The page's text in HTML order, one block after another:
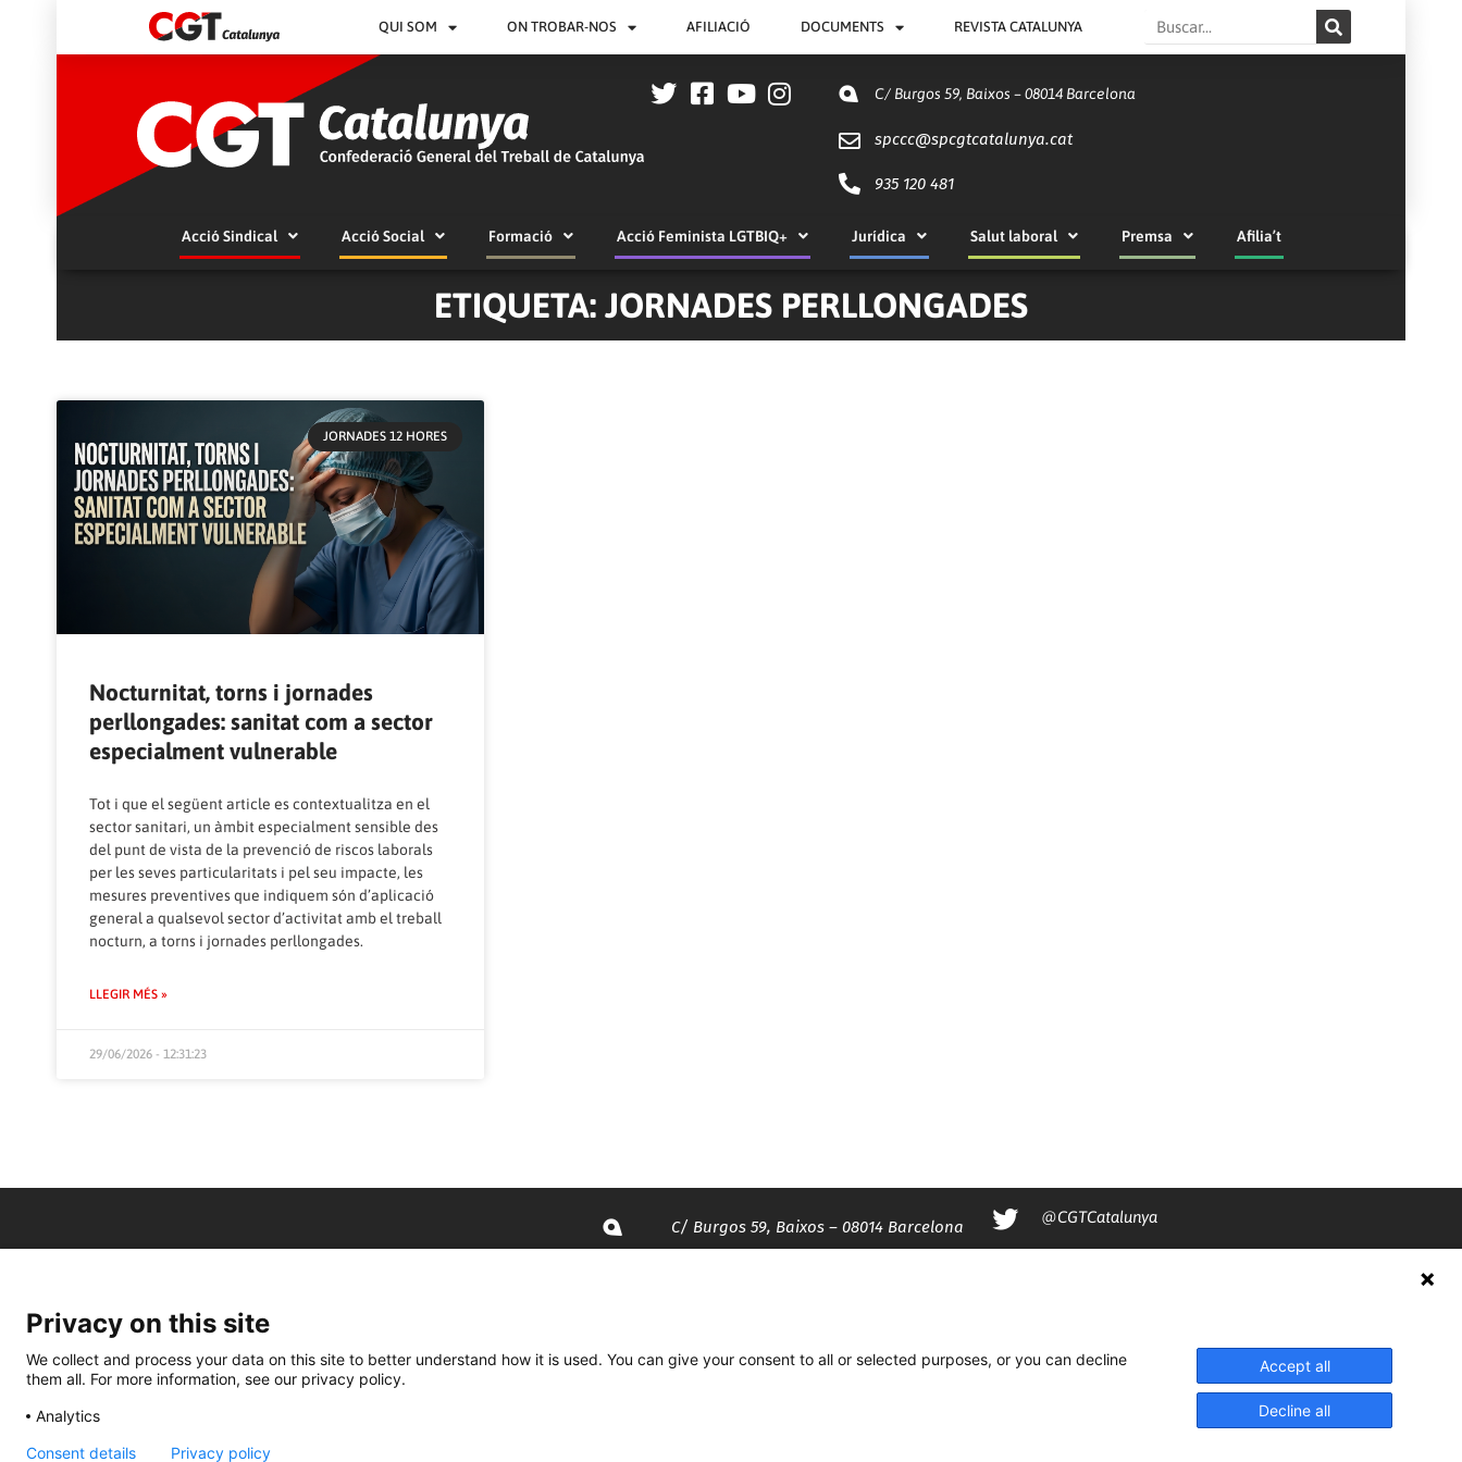
QUI SOM ON TROBAR-NOS AFILIACIÓ DOCUMENTS REVISTA CATALUNYA Search
C/ Burgos 59, Baixos – 08014 Barcelona
spccc@spcgtcatalunya.cat
935 120 481
Acció Sindical Acció Social Formació Acció Feminista LGTBIQ+ Jurídica Salut laboral Premsa Afilia’t
ETIQUETA: JORNADES PERLLONGADES
JORNADES 12 HORES
Nocturnitat, torns i jornades
perllongades: sanitat com a sector
especialment vulnerable
Tot i que el següent article es contextualitza en el
sector sanitari, un àmbit especialment sensible des
del punt de vista de la prevenció de riscos laborals
per les seves particularitats i pel seu impacte, les
mesures preventives que indiquem són d’aplicació
general a qualsevol sector d’activitat amb el treball
nocturn, a torns i jornades perllongades.
LLEGIR MÉS »
29/06/2026 - 12:31:23
C/ Burgos 59, Baixos – 08014 Barcelona
935 120 481
@CGTCatalunya
Privacy on this site
We collect and process your data on this site to better understand how it is used. You can give your consent to all or selected purposes, or you can decline
them all. For more information, see our privacy policy.
Analytics
Accept all
Decline all
Consent details Privacy policy